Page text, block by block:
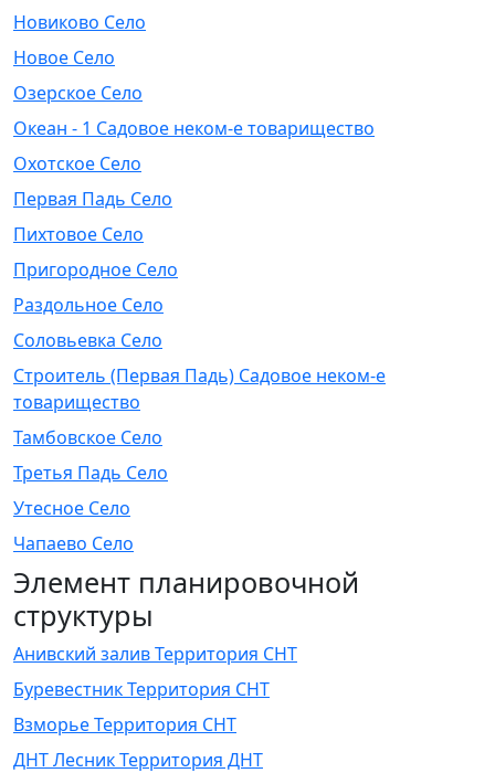
Новиково Село
Новое Село
Озерское Село
Океан - 1 Садовое неком-е товарищество
Охотское Село
Первая Падь Село
Пихтовое Село
Пригородное Село
Раздольное Село
Соловьевка Село
Строитель (Первая Падь) Садовое неком-е
товарищество
Тамбовское Село
Третья Падь Село
Утесное Село
Чапаево Село
Элемент планировочной
структуры
Анивский залив Территория СНТ
Буревестник Территория СНТ
Взморье Территория СНТ
ДНТ Лесник Территория ДНТ